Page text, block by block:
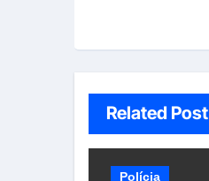
Related Post
Polícia